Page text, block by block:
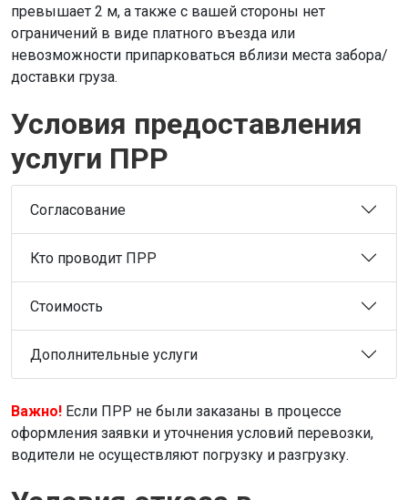
превышает 2 м, а также с вашей стороны нет
ограничений в виде платного въезда или
невозможности припарковаться вблизи места забора/
доставки груза.
Условия предоставления
услуги ПРР
Согласование
Кто проводит ПРР
Стоимость
Дополнительные услуги
Важно! Если ПРР не были заказаны в процессе
оформления заявки и уточнения условий перевозки,
водители не осуществляют погрузку и разгрузку.